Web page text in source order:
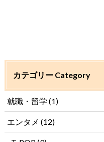
カテゴリー Category
就職・留学 (1)
エンタメ (12)